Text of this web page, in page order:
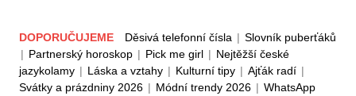
DOPORUČUJEME Děsivá telefonní čísla | Slovník puberťáků
| Partnerský horoskop | Pick me girl | Nejtěžší české
jazykolamy | Láska a vztahy | Kulturní tipy | Ajťák radí |
Svátky a prázdniny 2026 | Módní trendy 2026 | WhatsApp